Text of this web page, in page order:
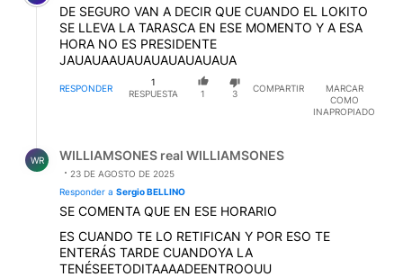
DE SEGURO VAN A DECIR QUE CUANDO EL LOKITO
SE LLEVA LA TARASCA EN ESE MOMENTO Y A ESA
HORA NO ES PRESIDENTE
JAUAUAAUAUAUAUAUAUAUA
RESPONDER
1
RESPUESTA
1 3
COMPARTIR
MARCAR
COMO
INAPROPIADO
WR WILLIAMSONES real WILLIAMSONES
23 DE AGOSTO DE 2025
Responder a Sergio BELLINO
SE COMENTA QUE EN ESE HORARIO
ES CUANDO TE LO RETIFICAN Y POR ESO TE
ENTERÁS TARDE CUANDOYA LA
TENÉSEETODITAAAADEENTROOUU